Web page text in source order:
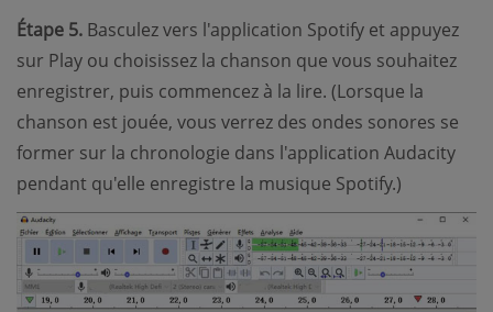
Étape 5. Basculez vers l'application Spotify et appuyez
sur Play ou choisissez la chanson que vous souhaitez
enregistrer, puis commencez à la lire. (Lorsque la
chanson est jouée, vous verrez des ondes sonores se
former sur la chronologie dans l'application Audacity
pendant qu'elle enregistre la musique Spotify.)